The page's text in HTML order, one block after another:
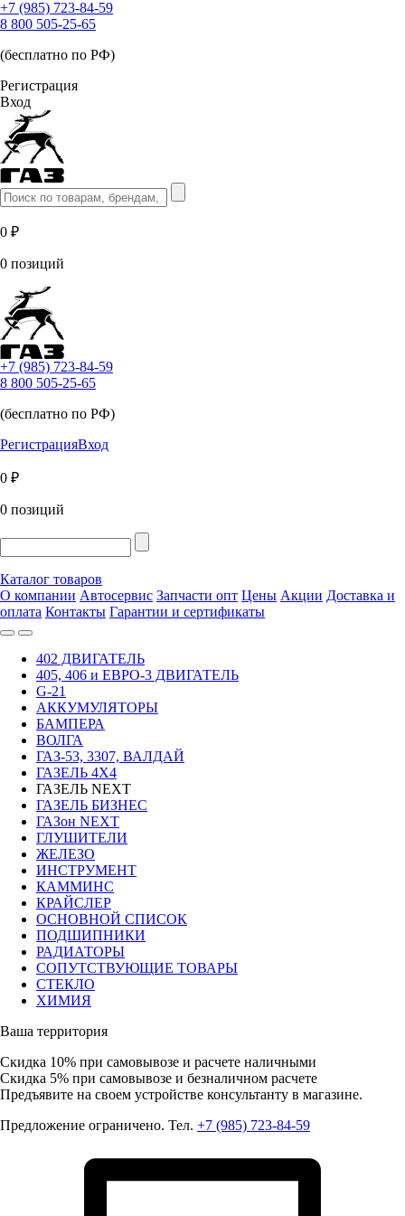
+7 (985) 723-84-59
8 800 505-25-65
(бесплатно по РФ)
Регистрация
Вход
0 ₽
0 позиций
+7 (985) 723-84-59
8 800 505-25-65
(бесплатно по РФ)
РегистрацияВход
0 ₽
0 позиций
Каталог товаров
О компании Автосервис Запчасти опт Цены Акции Доставка и
оплата Контакты Гарантии и сертификаты
402 ДВИГАТЕЛЬ
405, 406 и ЕВРО-3 ДВИГАТЕЛЬ
G-21
АККУМУЛЯТОРЫ
БАМПЕРА
ВОЛГА
ГАЗ-53, 3307, ВАЛДАЙ
ГАЗЕЛЬ 4Х4
ГАЗЕЛЬ NEXT
ГАЗЕЛЬ БИЗНЕС
ГАЗон NEXT
ГЛУШИТЕЛИ
ЖЕЛЕЗО
ИНСТРУМЕНТ
КАММИНС
КРАЙСЛЕР
ОСНОВНОЙ СПИСОК
ПОДШИПНИКИ
РАДИАТОРЫ
СОПУТСТВУЮЩИЕ ТОВАРЫ
СТЕКЛО
ХИМИЯ
Ваша территория
Скидка 10% при самовывозе и расчете наличными
Скидка 5% при самовывозе и безналичном расчете
Предъявите на своем устройстве консультанту в магазине.
Предложение ограничено. Тел. +7 (985) 723-84-59